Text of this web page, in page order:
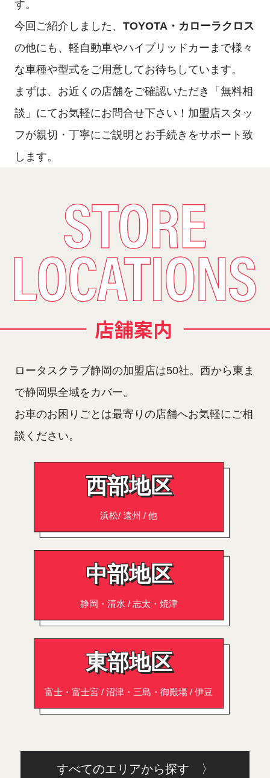
す。
今回ご紹介しました、 TOYOTA・カローラクロス
の他にも、軽自動車やハイブリッドカーまで様々
な車種や型式をご用意してお待ちしています。
まずは、お近くの店舗をご確認いただき「無料相
談」にてお気軽にお問合せ下さい！加盟店スタッ
フが親切・丁寧にご説明とお手続きをサポート致
します。
ロータスクラブ静岡の加盟店は50社。西から東ま
で静岡県全域をカバー。
お車のお困りごとは最寄りの店舗へお気軽にご相
談ください。
西部地区
浜松/ 遠州 / 他
中部地区
静岡・清水 / 志太・焼津
東部地区
富士・富士宮 / 沼津・三島・御殿場 / 伊豆
すべてのエリアから探す 〉